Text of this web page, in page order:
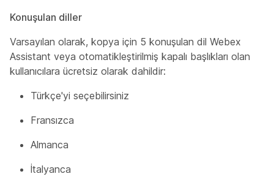
Konuşulan diller
Varsayılan olarak, kopya için 5 konuşulan dil Webex
Assistant veya otomatikleştirilmiş kapalı başlıkları olan
kullanıcılara ücretsiz olarak dahildir:
Türkçe'yi seçebilirsiniz
Fransızca
Almanca
İtalyanca